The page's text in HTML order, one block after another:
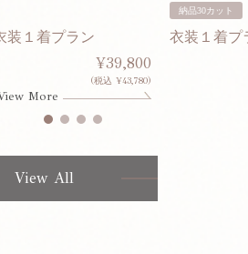
装１着プラン
¥39,800
(税込 ¥43,780)
More
納品30カット
衣装１着プ
View All